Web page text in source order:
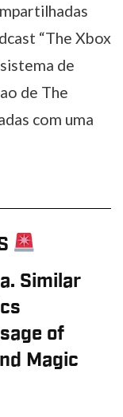
“The Xbox
de
de The
com uma
Similar
of
Magic